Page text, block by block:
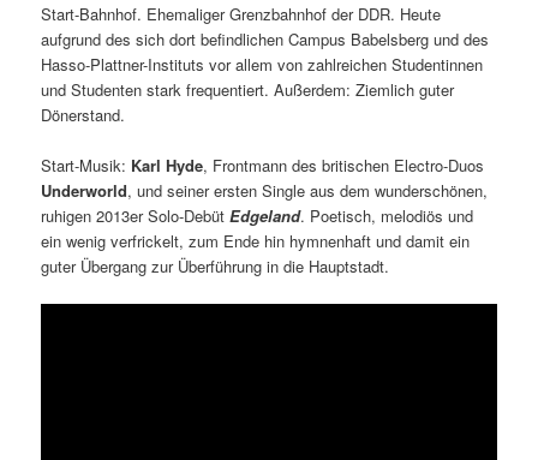
Start-Bahnhof. Ehemaliger Grenzbahnhof der DDR. Heute
aufgrund des sich dort befindlichen Campus Babelsberg und des
Hasso-Plattner-Instituts vor allem von zahlreichen Studentinnen
und Studenten stark frequentiert. Außerdem: Ziemlich guter
Dönerstand.
Start-Musik: Karl Hyde, Frontmann des britischen Electro-Duos
Underworld, und seiner ersten Single aus dem wunderschönen,
ruhigen 2013er Solo-DebütEdgeland. Poetisch, melodiös und
ein wenig verfrickelt, zum Ende hin hymnenhaft und damit ein
guter Übergang zur Überführung in die Hauptstadt.